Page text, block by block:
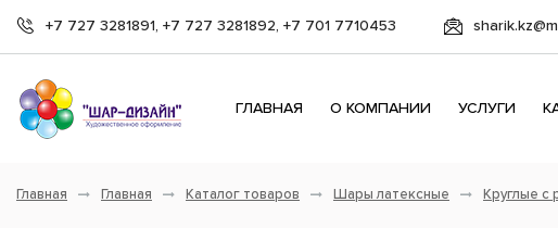
+7 727 3281891, +7 727 3281892, +7 701 7710453
ГЛАВНАЯ О КОМПАНИИ УСЛУГИ
Главная Главная Каталог товаров Шары латексные Круглые с